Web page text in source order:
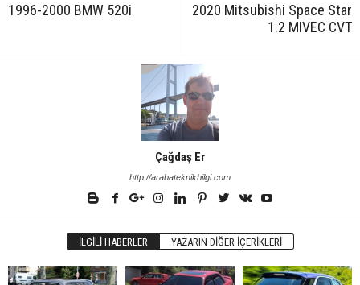
1996-2000 BMW 520i
2020 Mitsubishi Space Star
1.2 MIVEC CVT
Çağdaş Er
http://arabateknikbilgi.com
İLGILI HABERLER YAZARIN DIĞER İÇERIKLERI